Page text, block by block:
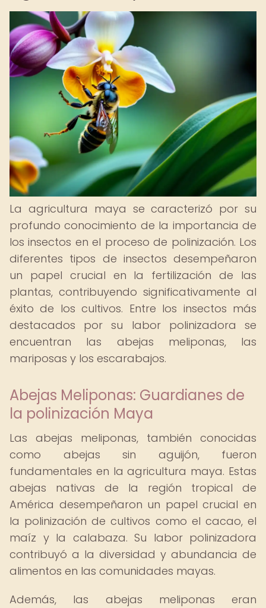
La agricultura maya se caracterizó por su
profundo conocimiento de la importancia de
los insectos en el proceso de polinización. Los
diferentes tipos de insectos desempeñaron
un papel crucial en la fertilización de las
plantas, contribuyendo significativamente al
éxito de los cultivos. Entre los insectos más
destacados por su labor polinizadora se
encuentran las abejas meliponas, las
mariposas y los escarabajos.
Abejas Meliponas: Guardianes de
la polinización Maya
Las abejas meliponas, también conocidas
como abejas sin aguijón, fueron
fundamentales en la agricultura maya. Estas
abejas nativas de la región tropical de
América desempeñaron un papel crucial en
la polinización de cultivos como el cacao, el
maíz y la calabaza. Su labor polinizadora
contribuyó a la diversidad y abundancia de
alimentos en las comunidades mayas.
Además, las abejas meliponas eran